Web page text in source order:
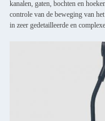
kanalen, gaten, bochten en
controle van de beweging van
in zeer gedetailleerde en